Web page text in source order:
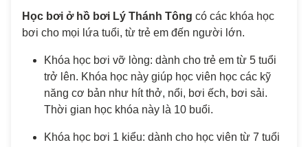
Học bơi ở hồ bơi Lý Thánh Tông có các khóa học
bơi cho mọi lứa tuổi, từ trẻ em đến người lớn.
Khóa học bơi vỡ lòng: dành cho trẻ em từ 5 tuổi
trở lên. Khóa học này giúp học viên học các kỹ
năng cơ bản như hít thở, nổi, bơi ếch, bơi sải.
Thời gian học khóa này là 10 buổi.
Khóa học bơi 1 kiểu: dành cho học viên từ 7 tuổi